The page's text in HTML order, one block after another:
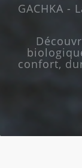
GACHKA -
confort,